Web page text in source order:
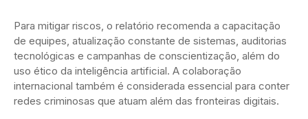
Para mitigar riscos, o relatório recomenda a capacitação
de equipes, atualização constante de sistemas, auditorias
tecnológicas e campanhas de conscientização, além do
uso ético da inteligência artificial. A colaboração
internacional também é considerada essencial para conter
redes criminosas que atuam além das fronteiras digitais.